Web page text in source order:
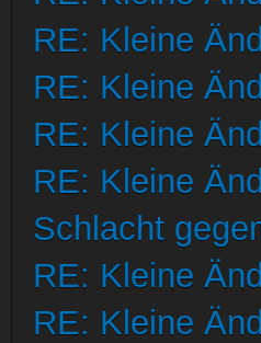
RE: Kleine
RE: Kleine
RE: Kleine
RE: Kleine
Schlacht
RE: Kleine
RE: Kleine